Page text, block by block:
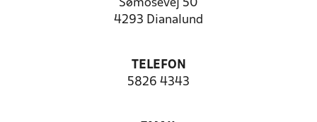
Sømosevej 50
4293 Dianalund
TELEFON
5826 4343